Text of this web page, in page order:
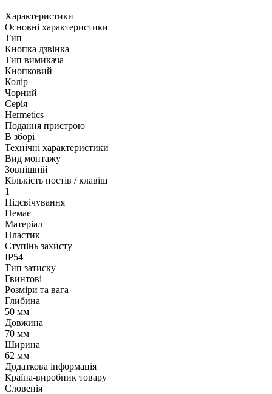
Характеристики
Основні характеристики
Тип
Кнопка дзвінка
Тип вимикача
Кнопковий
Колір
Чорний
Серія
Hermetics
Подання пристрою
В зборі
Технічні характеристики
Вид монтажу
Зовнішній
Кількість постів / клавіш
1
Підсвічування
Немає
Матеріал
Пластик
Ступінь захисту
IP54
Тип затиску
Гвинтові
Розміри та вага
Глибина
50 мм
Довжина
70 мм
Ширина
62 мм
Додаткова інформація
Країна-виробник товару
Словенія